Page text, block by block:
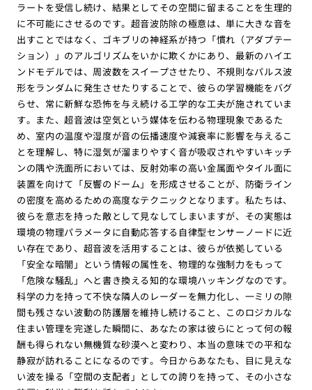
ラートを受信し続け、結果としてその空間に留まることを生理的
に不可能にさせるのです。超音波防除の極意は、単に大きな音を
出すことではなく、ゴキブリの神経系が持つ「慣れ（アダプテー
ション）」のアルゴリズムをいかに欺くかにあり、最新のハイエ
ンドモデルでは、周波数をスイープさせたり、不規則なパルス波
形をランダムに発生させたりすることで、彼らの学習機能をバグ
らせ、常に新鮮な恐怖を与え続ける工学的な工夫が施されていま
す。また、超音波は空気という媒体を伝わる物理現象であるた
め、室内の温度や湿度が音の伝播速度や減衰率に影響を与えるこ
とを理解し、特に湿気が溜まりやすく音が吸収されやすいキッチ
ンの隅や洗面所においては、反射効率の高い金属面やタイル面に
装置を向けて「反響のドーム」を形成させることが、防衛ライン
の密度を高めるための高度なテクニックとなります。私たちは、
彼らを意志を持った敵として見なしてしまいますが、その実態は
環境の物理パラメータに自動応答する自律型センサーノードに近
い存在であり、超音波を活用することは、彼らが依拠している
「安全な暗闇」という情報の属性を、物理的な強制力をもって
「危険な騒乱」へと書き換える知的な環境ハッキングなのです。
科学の力を持って不快な隣人のレーダーを無力化し、一ミリの隙
間も残さない波動の防護層を維持し続けること、このロジカルな
住まい管理を完遂した瞬間に、あなたの家は彼らにとって何の報
酬も得られない無機質な砂漠へと変わり、本当の意味での平和な
静寂が訪れることになるのです。今日からあなたも、目に見えな
い波を操る「空間の支配者」としての誇りを持って、その小さな